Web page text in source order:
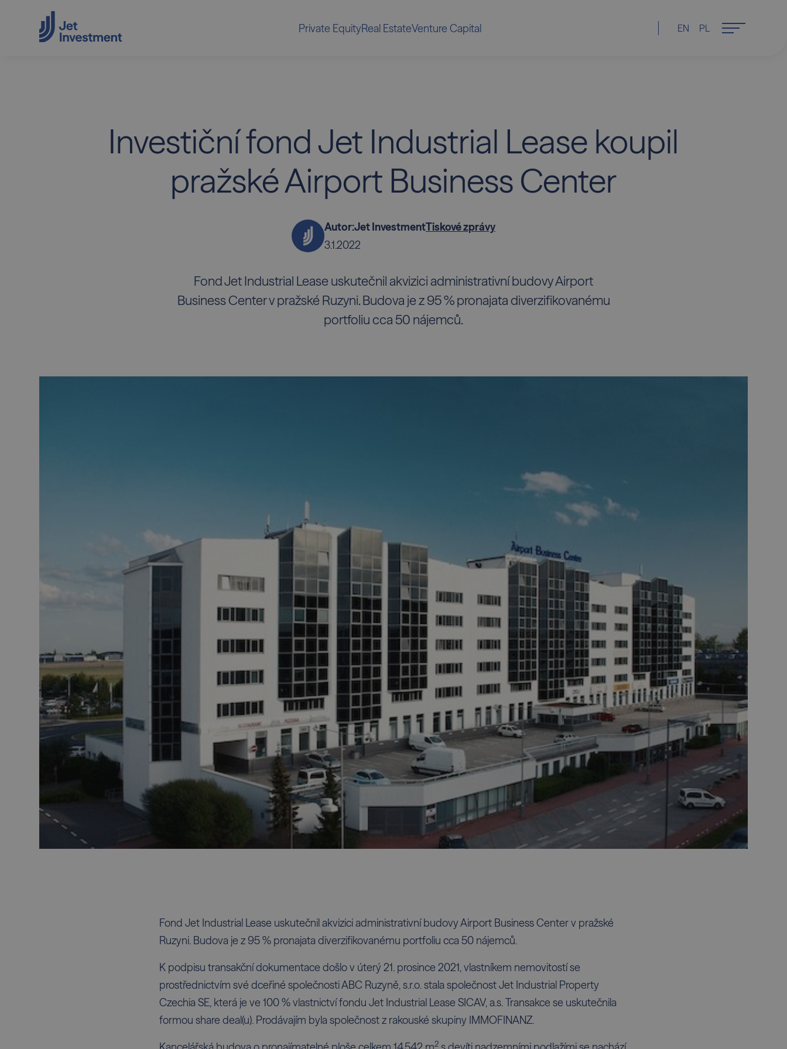
Private EquityReal EstateVenture Capital EN PL
Investiční fond Jet Industrial Lease koupil
pražské Airport Business Center
Autor:Jet Investment
3.1.2022
Tiskové zprávy
Fond Jet Industrial Lease uskutečnil akvizici administrativní budovy Airport
Business Center v pražské Ruzyni. Budova je z 95 % pronajata diverzifikovanému
portfoliu cca 50 nájemců.
Fond Jet Industrial Lease uskutečnil akvizici administrativní budovy Airport Business Center v pražské
Ruzyni. Budova je z 95 % pronajata diverzifikovanému portfoliu cca 50 nájemců.
K podpisu transakční dokumentace došlo v úterý 21. prosince 2021, vlastníkem nemovitostí se
prostřednictvím své dceřiné společnosti ABC Ruzyně, s.r.o. stala společnost Jet Industrial Property
Czechia SE, která je ve 100 % vlastnictví fondu Jet Industrial Lease SICAV, a.s. Transakce se uskutečnila
formou share deal(u). Prodávajím byla společnost z rakouské skupiny IMMOFINANZ.
2